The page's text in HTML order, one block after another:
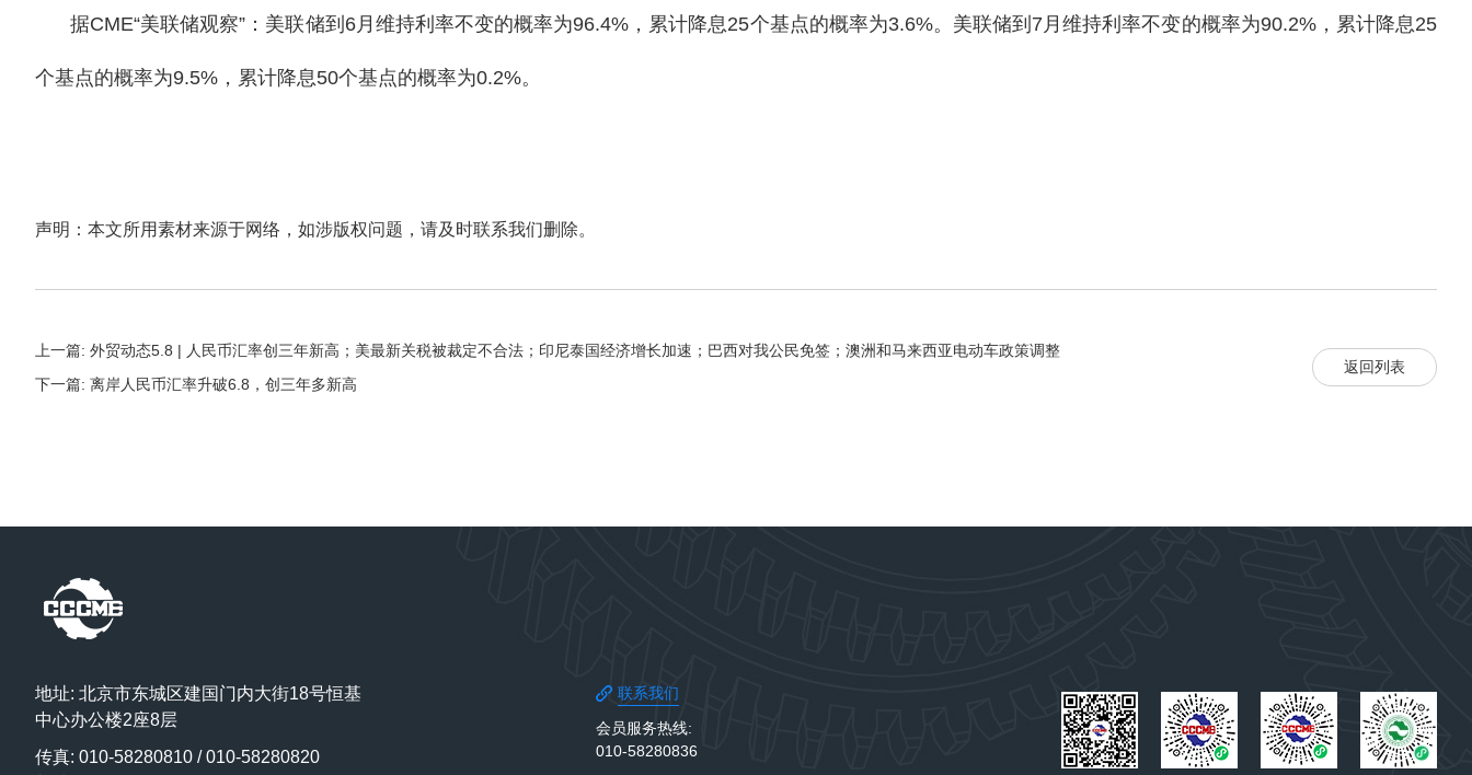
据CME“美联储观察”：美联储到6月 维持利率不变的概率为96.4%，累计降息25个基点的概率为3.6%。美联储到7月维持利率不变的概率为90.2%，累计降息25
个基点的概率为9.5%，累计降息50个基点的概率为0.2%。
声明：本文所用素材来源于网络，如涉版权问题，请及时联系我们删除。
上一篇: 外贸动态5.8 | 人民币汇率创三年新高；美最新关税被裁定不合法；印尼泰国经济增长加速；巴西对我公民免签；澳洲和马来西亚电动车政策调整
下一篇: 离岸人民币汇率升破6.8，创三年多新高
返回列表
地址: 北京市东城区建国门内大街18号恒基
中心办公楼2座8层
传真: 010-58280810 / 010-58280820
联系我们
会员服务热线:
010-58280836